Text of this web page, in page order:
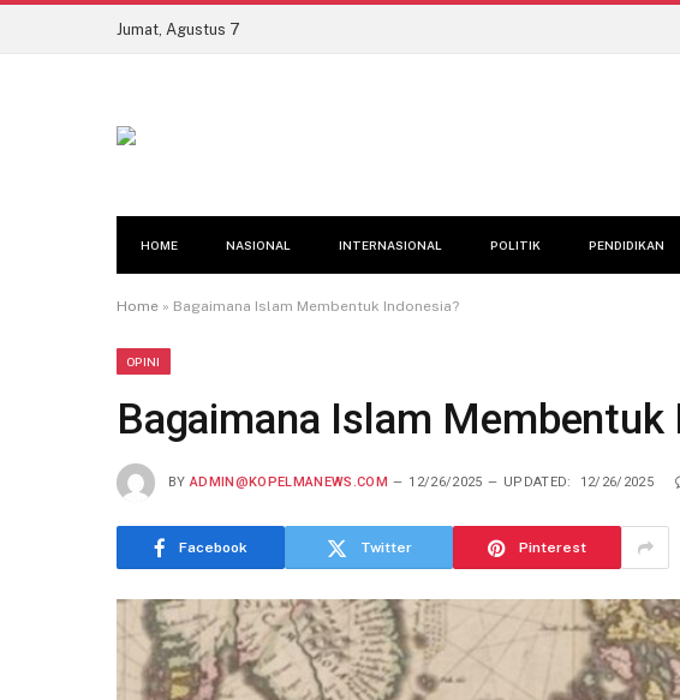
Jumat, Agustus 7
HOME NASIONAL INTERNASIONAL POLITIK PENDIDIKAN
Home » Bagaimana Islam Membentuk Indonesia?
OPINI
Bagaimana Islam Membentuk
BY ADMIN@KOPELMANEWS.COM 12/26/2025 UPDATED: 12/26/2025
Facebook Twitter Pinterest